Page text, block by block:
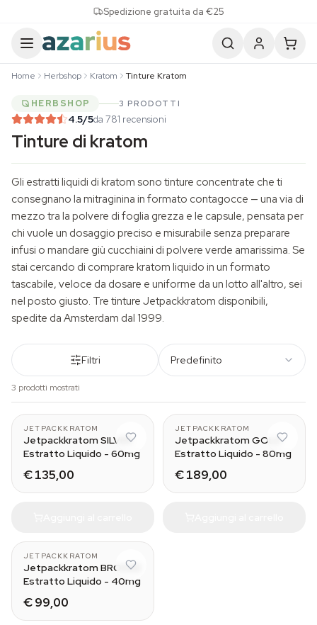
Spedizione gratuita da €25
Home Herbshop Kratom Tinture Kratom
HERBSHOP 3 PRODOTTI
4.5/5da 781 recensioni
Tinture di kratom
Gli estratti liquidi di kratom sono tinture concentrate che ti
consegnano la mitraginina in formato contagocce — una via di
mezzo tra la polvere di foglia grezza e le capsule, pensata per
chi vuole un dosaggio preciso e misurabile senza preparare
infusi o mandare giù cucchiaini di polvere verde amarissima. Se
stai cercando di comprare kratom liquido in un formato
tascabile, veloce da dosare e uniforme da un lotto all'altro, sei
nel posto giusto. Tre tinture Jetpackkratom disponibili,
spedite da Amsterdam dal 1999.
Filtri Predefinito
3 prodotti mostrati
JETPACKKRATOM
Jetpackkratom SILVER
Estratto Liquido - 60mg
€ 135,00
JETPACKKRATOM
Jetpackkratom GOLD
Estratto Liquido - 80mg
€ 189,00
JETPACKKRATOM
Jetpackkratom BRONZE
Estratto Liquido - 40mg
€ 99,00